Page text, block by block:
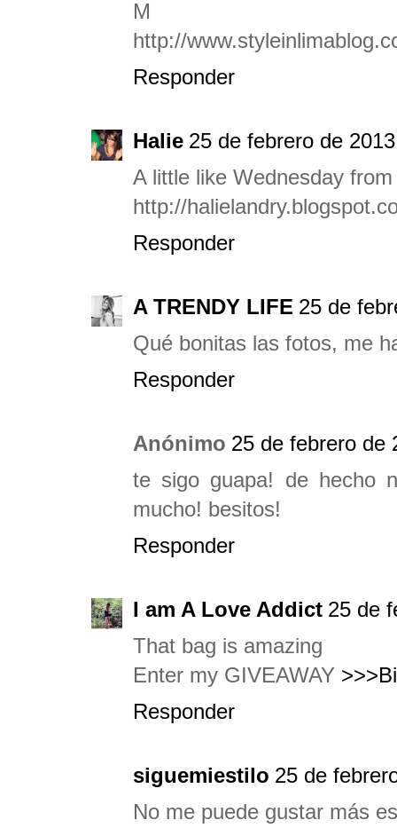
M
http://
Responder
Halie 25 de febrero de
A little like Wednesday
http://
Responder
A TRENDY LIFE 25 de
Qué bonitas las fotos, me
Responder
Anónimo 25 de febrero de
te sigo guapa! de hecho
mucho! besitos!
Responder
I am A Love Addict 25 de
That bag is amazing
Enter my GIVEAWAY
Responder
siguemiestilo 25 de
No me puede gustar más